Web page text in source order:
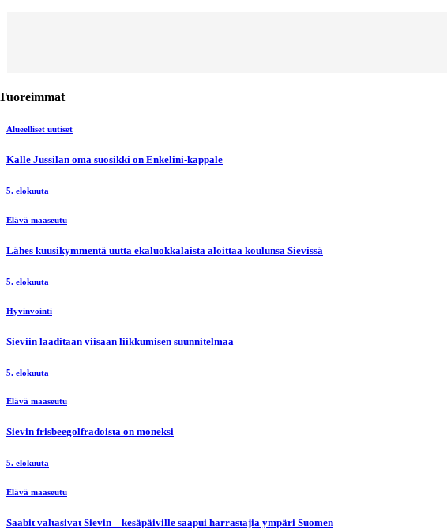
Alueelliset uutiset
Kalle Jussilan oma suosikki on Enkelini-kappale
5. elokuuta
Elävä maaseutu
Lähes kuusikymmentä uutta ekaluokkalaista aloittaa koulunsa Sievissä
5. elokuuta
Hyvinvointi
Sieviin laaditaan viisaan liikkumisen suunnitelmaa
5. elokuuta
Elävä maaseutu
Sievin frisbeegolfradoista on moneksi
5. elokuuta
Elävä maaseutu
Saabit valtasivat Sievin – kesäpäiville saapui harrastajia ympäri Suomen